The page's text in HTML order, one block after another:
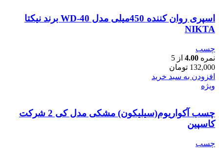
اسپری روان کننده 450میلی مدل WD-40 برند نیکتا
NIKTA
چسب
نمره 4.00 از 5
132,000 تومان
افزودن به سبد خرید
ویژه
چسب آکواریوم(سیلیکون) مشکی مدل کی 2 شرکت
کاسپین
چسب